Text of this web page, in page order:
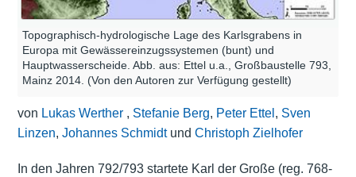
Topographisch-hydrologische Lage des Karlsgrabens in
Europa mit Gewässereinzugssystemen (bunt) und
Hauptwasserscheide. Abb. aus: Ettel u.a., Großbaustelle 793,
Mainz 2014. (Von den Autoren zur Verfügung gestellt)
von Lukas Werther, Stefanie Berg, Peter Ettel , Sven
Linzen, Johannes Schmidtund Christoph Zielhofer
In den Jahren 792/793 startete Karl der Große (reg. 768-